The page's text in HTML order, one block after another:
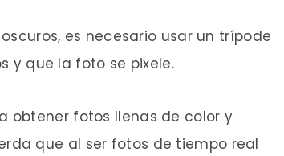
es necesario usar un trípode
y que la foto se pixele.
obtener fotos llenas de color y
que al ser fotos de tiempo real